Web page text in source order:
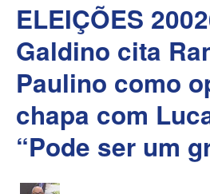
ELEIÇÕES
Galdino cita
Paulino como
chapa com
“Pode ser um